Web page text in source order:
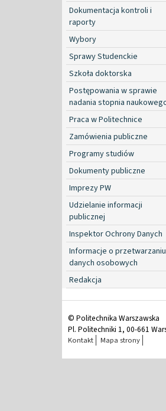
Dokumentacja kontroli i
raporty
Wybory
Sprawy Studenckie
Szkoła doktorska
Postępowania w sprawie
nadania stopnia
Praca w Politechnice
Zamówienia publiczne
Programy studiów
Dokumenty publiczne
Imprezy PW
Udzielanie informacji
publicznej
Inspektor Ochrony Danych
Informacje o przetwarzaniu
danych osobowych
Redakcja
© Politechnika Warszawska
Pl. Politechniki 1, 00-661
Kontakt Mapa strony